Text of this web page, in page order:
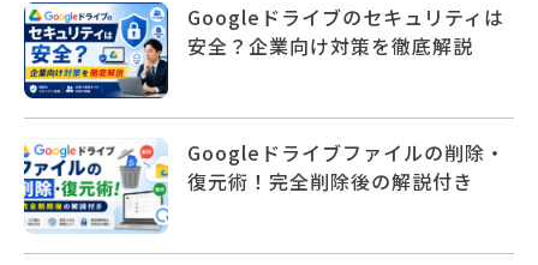
Googleドライブのセキュリティは
安全？企業向け対策を徹底解説
Googleドライブファイルの削除・
復元術！完全削除後の解説付き